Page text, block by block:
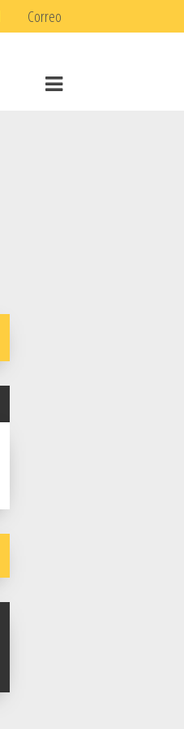
Correo